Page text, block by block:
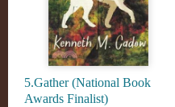
5.Gather (National Book
Awards Finalist)